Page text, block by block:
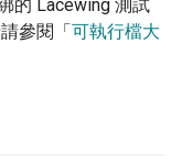
的 Lacewing 測試
參閱「可執行檔大